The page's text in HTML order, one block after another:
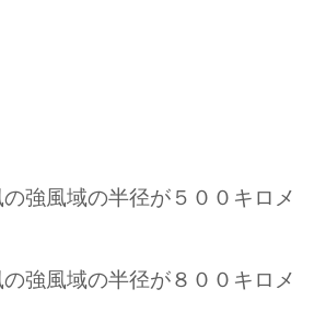
強風域の半径が５００キロメ
強風域の半径が８００キロメ